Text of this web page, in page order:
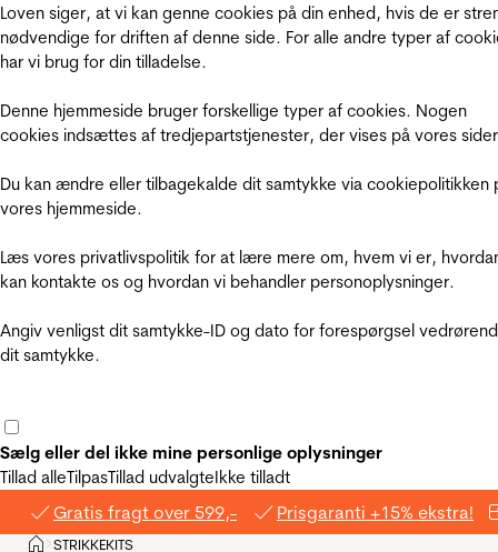
Loven siger, at vi kan genne cookies på din enhed, hvis de er
nødvendige for driften af denne side. For alle andre typer af
har vi brug for din tilladelse.
Denne hjemmeside bruger forskellige typer af cookies. Nogen
cookies indsættes af tredjepartstjenester, der vises på vores
Du kan ændre eller tilbagekalde dit samtykke via cookiepolitikken
vores hjemmeside.
Læs vores privatlivspolitik for at lære mere om, hvem vi er,
kan kontakte os og hvordan vi behandler personoplysninger.
Angiv venligst dit samtykke-ID og dato for forespørgsel
dit samtykke.
Sælg eller del ikke mine personlige oplysninger
Tillad alleTilpasTillad udvalgteIkke tilladt
Gratis fragt over 599,- Prisgaranti +15% ekstra!
Hjem
>STRIKKEKITS